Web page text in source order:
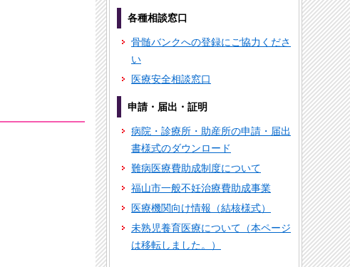
各種相談窓口
骨髄バンクへの登録にご協力くださ
い
医療安全相談窓口
申請・届出・証明
病院・診療所・助産所の申請・届出
書様式のダウンロード
難病医療費助成制度について
福山市一般不妊治療費助成事業
医療機関向け情報（結核様式）
未熟児養育医療について（本ページ
は移転しました。）